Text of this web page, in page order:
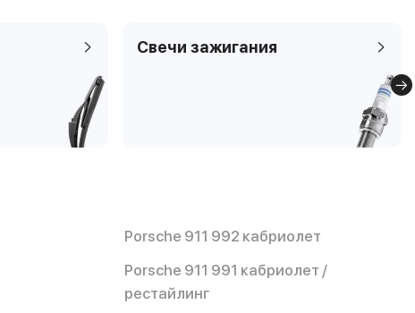
Свечи зажигания
Porsche 911 992 кабриолет
Porsche 911 991 кабриолет /
рестайлинг